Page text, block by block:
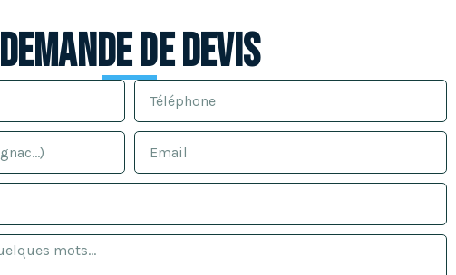
Demande de devis